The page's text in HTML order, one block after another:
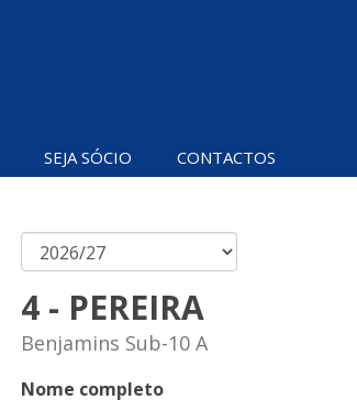
SEJA SÓCIO CONTACTOS
4 - PEREIRA
Benjamins Sub-10 A
Nome completo